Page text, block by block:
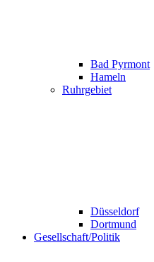
Bad Pyrmont
Hameln
Ruhrgebiet
Düsseldorf
Dortmund
Gesellschaft/Politik